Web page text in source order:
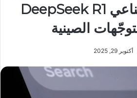
الذكاء الاصطناعي DeepSeek R1
الصينية
أكتوبر 29, 2025